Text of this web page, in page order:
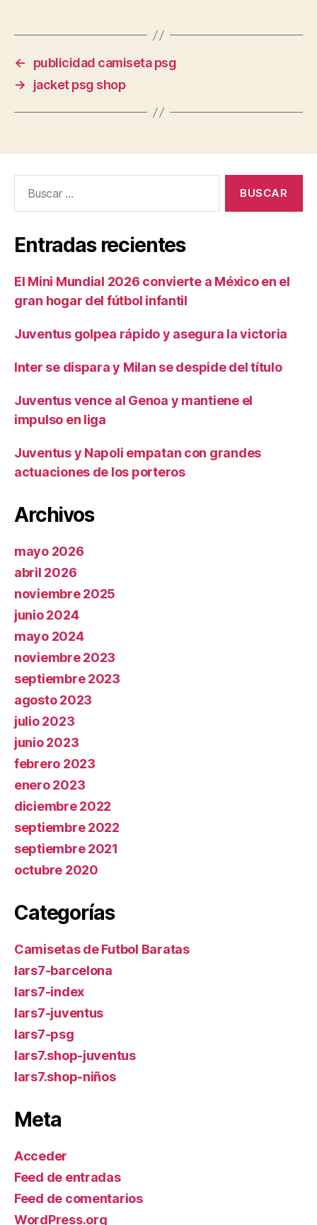
←
publicidad camiseta psg
→
jacket psg shop
Entradas recientes
El Mini Mundial 2026 convierte a México en el
gran hogar del fútbol infantil
Juventus golpea rápido y asegura la victoria
Inter se dispara y Milan se despide del título
Juventus vence al Genoa y mantiene el
impulso en liga
Juventus y Napoli empatan con grandes
actuaciones de los porteros
Archivos
mayo 2026
abril 2026
noviembre 2025
junio 2024
mayo 2024
noviembre 2023
septiembre 2023
agosto 2023
julio 2023
junio 2023
febrero 2023
enero 2023
diciembre 2022
septiembre 2022
septiembre 2021
octubre 2020
Categorías
Camisetas de Futbol Baratas
lars7-barcelona
lars7-index
lars7-juventus
lars7-psg
lars7.shop-juventus
lars7.shop-niños
Meta
Acceder
Feed de entradas
Feed de comentarios
WordPress.org